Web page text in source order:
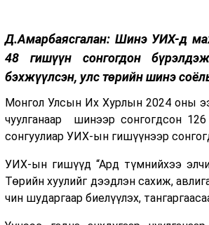
Дэлхийг
Ойрын
дээр дагаарай
Д.Амарбаясгалан: Шинэ УИХ-д
48 гишүүн сонгогдон
бэхжүүлсэн, улс төрийн шинэ
Монгол Улсын Их Хурлын 2024 оны
чуулганаар шинээр сонгогдсон
сонгуулиар УИХ-ын гишүүнээр
УИХ-ын гишүүд “Ард түмнийхээ
Төрийн хуулийг дээдлэн сахиж,
чин шударгаар биелүүлэх,